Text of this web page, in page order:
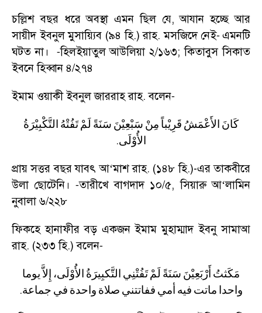
চল্লিশ বছর ধরে অবস্থা এমন ছিল যে,আযান হচ্ছে আর
সায়ীদ ইবনুল মুসায়্যিব (৯৪ হি.) রাহ. মসজিদে নেই- এমনটি
ঘটত না।
-হিলইয়াতুল আউলিয়া ২/১৬৩;কিতাবুস সিকাত
ইবনে হিব্বান ৪/২৭৪
ইমাম ওয়াকী ইবনুল জাররাহ রাহ. বলেন-
كَانَ الأَعْمَشُ قَرِيْباً مِنْ سَبْعِيْنَ سَنَةً لَمْ تَفُتْهُ التَّكْبِيْرَةُ
الأُوْلَى.
প্রায় সত্তর বছর যাবৎ আ‘মাশ রাহ. (১৪৮ হি.)-এর তাকবীরে
উলা ছোটেনি।
-তারীখে বাগদাদ ১০/৫,সিয়ারু আ‘লামিন
নুবালা ৬/২২৮
ফিকহে হানাফীর বড় একজন ইমাম মুহাম্মাদ ইবনু সামাআ
রাহ. (২৩৩ হি.) বলেন-
مَكَثتُ أَرْبَعِيْنَ سَنَةً لَمْ تَفُتْنِي التَّكبِيرَةُ الأُوْلَى، إِلاَّ يوما
واحدا ماتت فيه أمي ففاتتني صلاة واحدة في جماعة.